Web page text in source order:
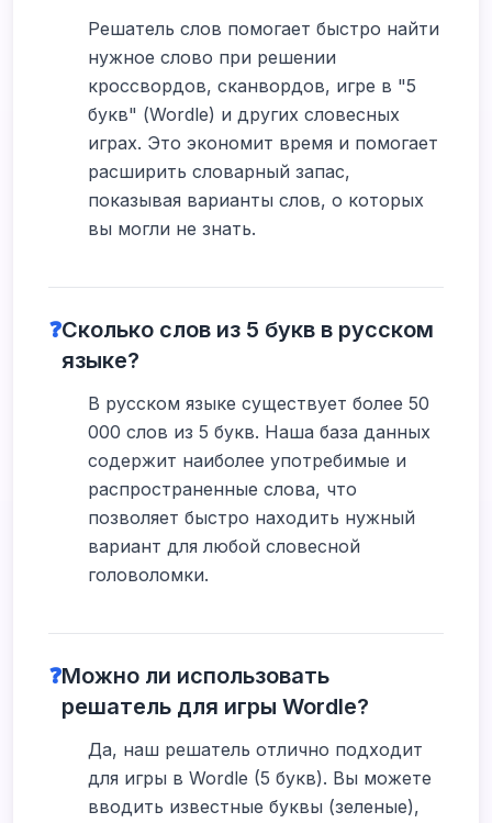
Решатель слов помогает быстро найти
нужное слово при решении
кроссвордов, сканвордов, игре в "5
букв" (Wordle) и других словесных
играх. Это экономит время и помогает
расширить словарный запас,
показывая варианты слов, о которых
вы могли не знать.
❓Сколько слов из 5 букв в русском
языке?
В русском языке существует более 50
000 слов из 5 букв. Наша база данных
содержит наиболее употребимые и
распространенные слова, что
позволяет быстро находить нужный
вариант для любой словесной
головоломки.
❓Можно ли использовать
решатель для игры Wordle?
Да, наш решатель отлично подходит
для игры в Wordle (5 букв). Вы можете
вводить известные буквы (зеленые),